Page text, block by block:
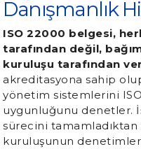
Danışmanlık
ISO 22000 belgesi,
tarafından değil,
kuruluşu tarafından
akreditasyona sahip
yönetim sistemlerini
uygunluğunu denetler.
sürecini
kuruluşunun